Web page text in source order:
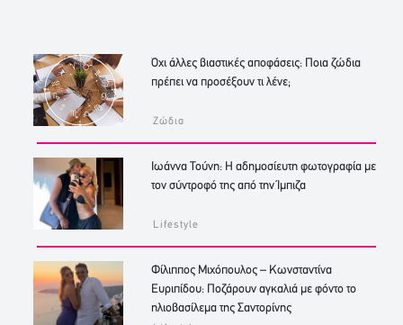
Όχι άλλες βιαστικές αποφάσεις: Ποια ζώδια
πρέπει να προσέξουν τι λένε;
Ζώδια
Ιωάννα Τούνη: Η αδημοσίευτη φωτογραφία με
τον σύντροφό της από την Ίμπιζα
Lifestyle
Φίλιππος Μιχόπουλος – Κωνσταντίνα
Ευριπίδου: Ποζάρουν αγκαλιά με φόντο το
ηλιοβασίλεμα της Σαντορίνης